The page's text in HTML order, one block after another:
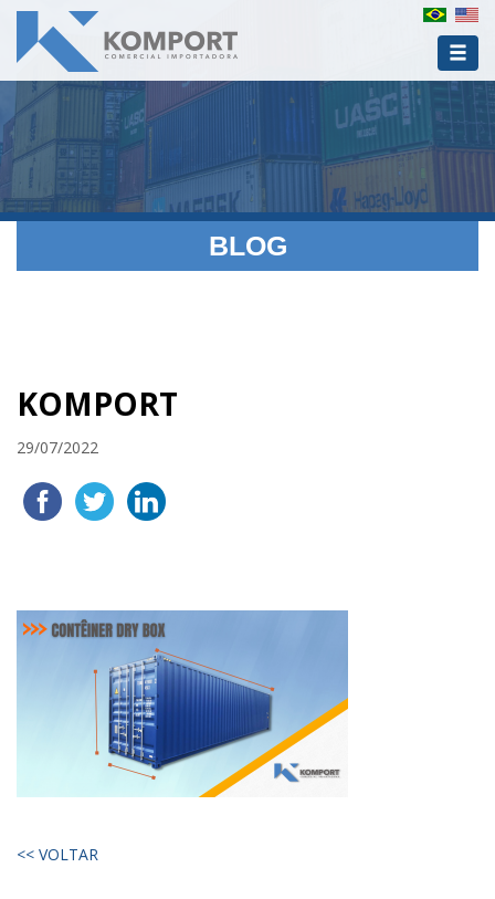
BLOG
KOMPORT
29/07/2022
<< VOLTAR